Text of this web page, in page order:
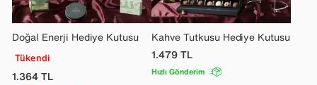
Doğal Enerji Hediye Kutusu
Tükendi
1.364TL
Kahve Tutkusu Hediye Kutusu
1.479TL
Hızlı Gönderim